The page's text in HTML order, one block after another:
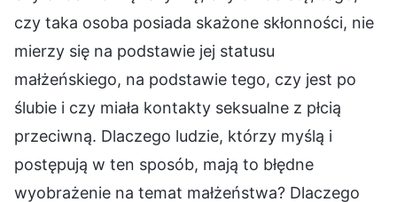
czy taka osoba posiada skażone skłonności, nie
mierzy się na podstawie jej statusu
małżeńskiego, na podstawie tego, czy jest po
ślubie i czy miała kontakty seksualne z płcią
przeciwną. Dlaczego ludzie, którzy myślą i
postępują w ten sposób, mają to błędne
wyobrażenie na temat małżeństwa? Dlaczego